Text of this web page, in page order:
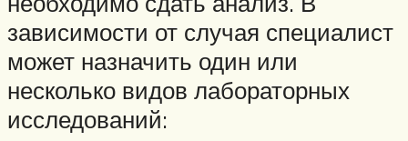
зависимости от случая специалист
может назначить один или
несколько видов лабораторных
исследований: